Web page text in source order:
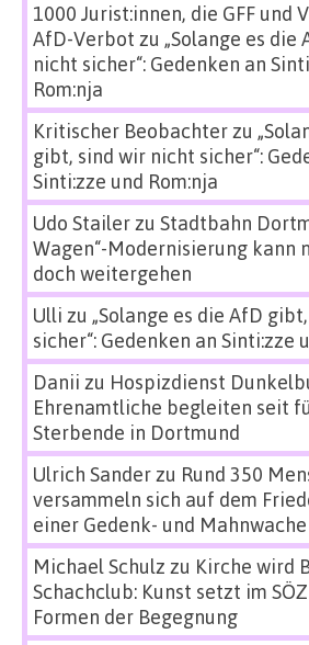
1000 Jurist:innen, die GFF und
AfD-Verbot zu „Solange es
nicht sicher“: Gedenken an
Rom:nja
Kritischer Beobachterzu
gibt, sind wir nicht sicher“:
Sinti:zze und Rom:nja
Udo Stailerzu Stadtbahn
Wagen“-Modernisierung kann
doch weitergehen
Ulli zu „Solange es die AfD
sicher“: Gedenken an Sinti:zze
Danii zu Hospizdienst
Ehrenamtliche begleiten seit
Sterbende in Dortmund
Ulrich Sanderzu Rund 350
versammeln sich auf dem
einer Gedenk- und Mahnwache
Michael Schulz zu Kirche wird
Schachclub: Kunst setzt im
Formen der Begegnung